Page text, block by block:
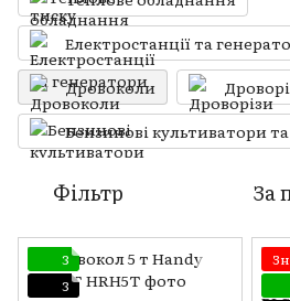
Електростанції та
Дровоколи
Бензинові культиватори
Фільтр За
3
3